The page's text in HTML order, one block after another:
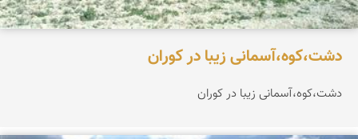
دشت،کوه،آسمانی زیبا در کوران
دشت،کوه،آسمانی زیبا در کوران